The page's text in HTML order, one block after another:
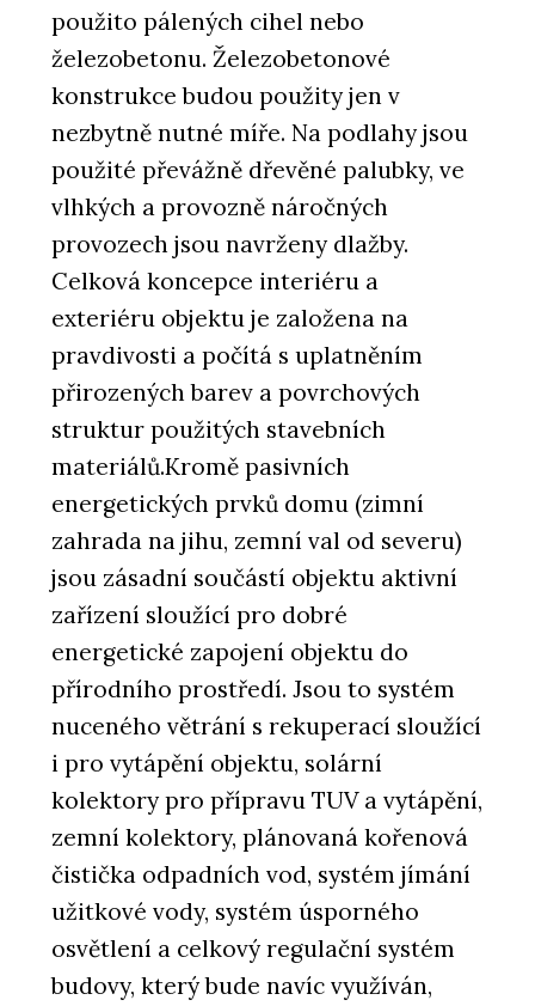
použito pálených cihel nebo
železobetonu. Železobetonové
konstrukce budou použity jen v
nezbytně nutné míře. Na podlahy jsou
použité převážně dřevěné palubky, ve
vlhkých a provozně náročných
provozech jsou navrženy dlažby.
Celková koncepce interiéru a
exteriéru objektu je založena na
pravdivosti a počítá s uplatněním
přirozených barev a povrchových
struktur použitých stavebních
materiálů.Kromě pasivních
energetických prvků domu (zimní
zahrada na jihu, zemní val od severu)
jsou zásadní součástí objektu aktivní
zařízení sloužící pro dobré
energetické zapojení objektu do
přírodního prostředí. Jsou to systém
nuceného větrání s rekuperací sloužící
i pro vytápění objektu, solární
kolektory pro přípravu TUV a vytápění,
zemní kolektory, plánovaná kořenová
čistička odpadních vod, systém jímání
užitkové vody, systém úsporného
osvětlení a celkový regulační systém
budovy, který bude navíc využíván,